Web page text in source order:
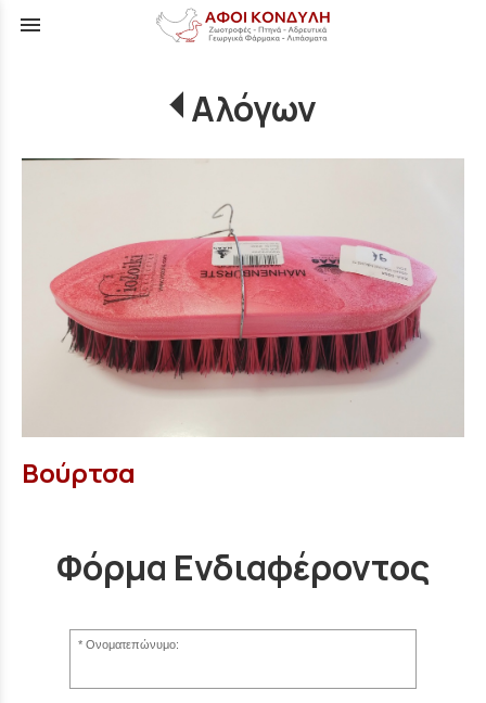
menu
Αλόγων
Βούρτσα
Φόρμα Ενδιαφέροντος
Ονοματεπώνυμο: